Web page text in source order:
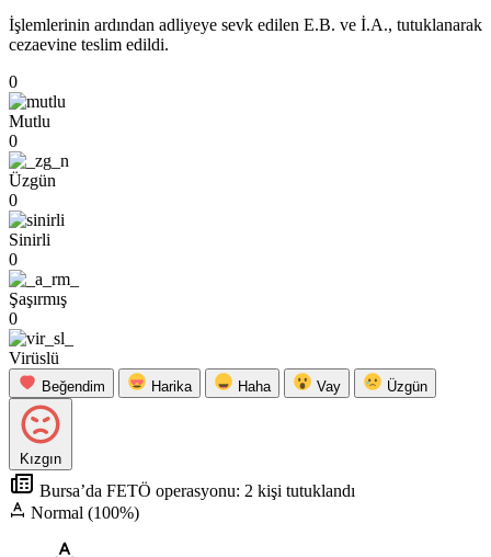
İşlemlerinin ardından adliyeye sevk edilen E.B. ve İ.A., tutuklanarak
cezaevine teslim edildi.
0
Mutlu
0
Üzgün
0
Sinirli
0
Şaşırmış
0
Virüslü
Beğendim Harika Haha Vay Üzgün
Kızgın
Bursa’da FETÖ operasyonu: 2 kişi tutuklandı
Normal (100%)